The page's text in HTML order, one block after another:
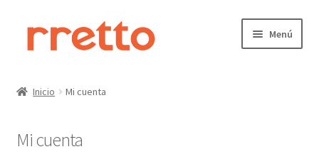
Menú
CONTACTO
Inicio Mi cuenta
Mi cuenta